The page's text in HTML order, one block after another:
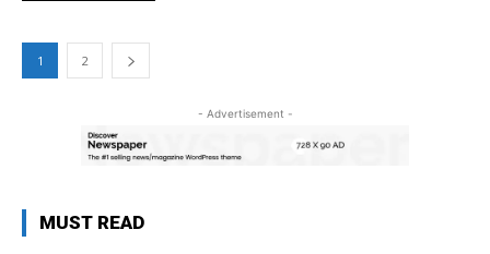
1 2
- Advertisement -
MUST READ